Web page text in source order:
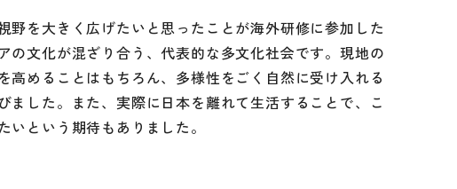
を大きく広げたいと思ったことが海外研修に参加した
文化が混ざり合う、代表的な多文化社会です。現地の
めることはもちろん、多様性をごく自然に受け入れる
した。また、実際に日本を離れて生活することで、こ
という期待もありました。